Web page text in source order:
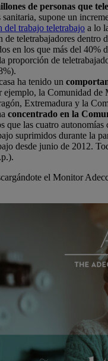
de personas que
supone un
del trabajo teletrabajo a lo
teletrabajadores dentro
en los que más del
proporción de
ha tenido un
la Comunidad
Extremadura y la
concentrado en la
que las cuatro
suprimidos durante la
desde junio de 2012.
el Monitor